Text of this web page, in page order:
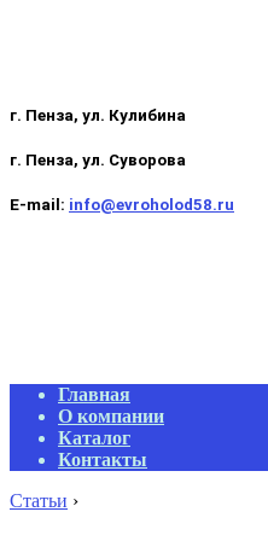
г. Пенза, ул. Кулибина
г. Пенза, ул. Суворова
E-mail: info@evroholod58.ru
Primary
Navigation
Menu
Главная
О компании
Каталог
Контакты
Статьи ›